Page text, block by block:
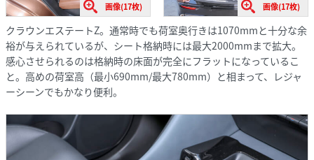
画像(17枚) 画像(17枚)
クラウンエステートZ。通常時でも荷室奥行きは1070mmと十分な余
裕が与えられているが、シート格納時には最大2000mmまで拡大。
感心させられるのは格納時の床面が完全にフラットになっているこ
と。高めの荷室高（最小690mm/最大780mm）と相まって、レジャ
ーシーンでもかなり便利。